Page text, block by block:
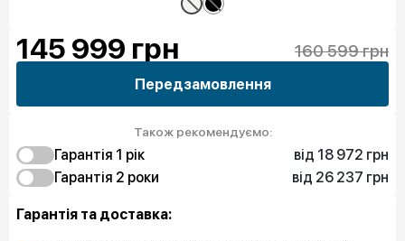
145 999 грн 160 599 грн
Передзамовлення
Також рекомендуємо:
Гарантія 1 рік
від 18 972 грн
Експрес заміна
18 972 грн
Гарантія 2 роки
від 26 237 грн
Захист екрану
Гарантія та доставка: